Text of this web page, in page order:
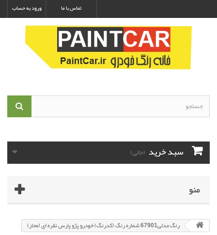
ورود به حساب تماس با ما
سبد خرید (خالی)
منو
رنگ مدلی67901 شماره رنگ (کدرنگ) خودرو پژو پارس نقره ای (محار)